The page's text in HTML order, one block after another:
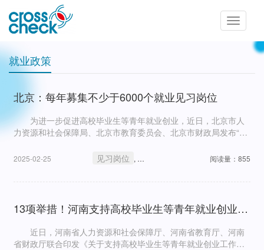
Toggle
就业政策
北京：每年募集不少于6000个就业见习岗位
为进一步促进高校毕业生等青年就业创业，近日，北京市人
力资源和社会保障局、北京市教育委员会、北京市财政局发布“关
2025-02-25 见习岗位 , 就业政策 阅读量：855
13项举措！河南支持高校毕业生等青年就业创业工作
近日，河南省人力资源和社会保障厅、河南省教育厅、河南
省财政厅联合印发《关于支持高校毕业生等青年就业创业工作的